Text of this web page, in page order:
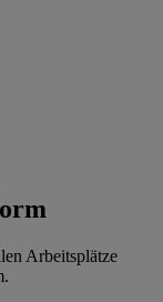
Arbeitsplätze